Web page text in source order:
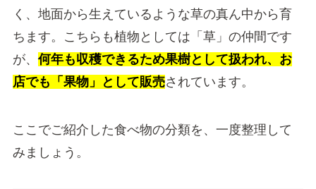
く、地面から生えているような草の真ん中から育
ちます。こちらも植物としては「草」の仲間です
が、 何年も収穫できるため果樹として扱われ、お
店でも「果物」として販売されています。
ここでご紹介した食べ物の分類を、一度整理して
みましょう。